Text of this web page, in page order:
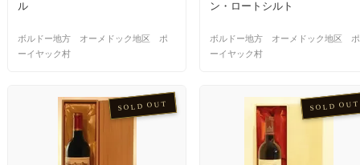
ル
ボルドー地方 オーメドック地区 ポ
ーイヤック村
ン・ロートシルト
ボルドー地方 オーメドック地区 ポ
ーイヤック村
SOLD OUT SOLD OUT